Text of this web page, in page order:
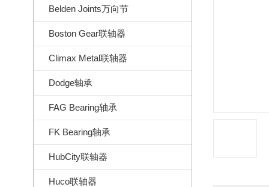
Belden Joints万向节
Boston Gear联轴器
Climax Metal联轴器
Dodge轴承
FAG Bearing轴承
FK Bearing轴承
HubCity联轴器
Huco联轴器